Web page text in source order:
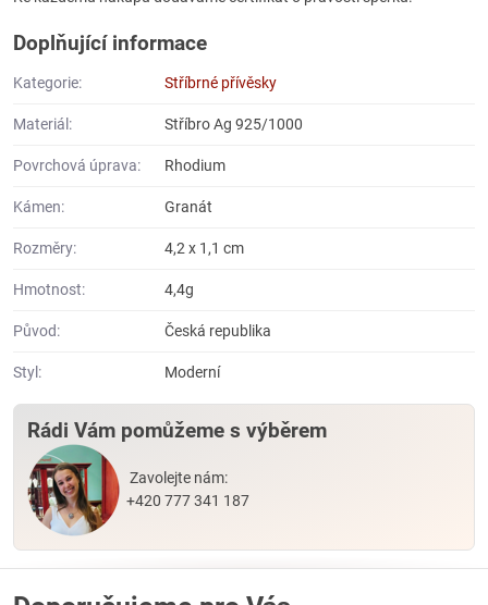
Doplňující informace
Kategorie: Stříbrné přívěsky
Materiál: Stříbro Ag 925/1000
Povrchová úprava: Rhodium
Kámen: Granát
Rozměry: 4,2 x 1,1 cm
Hmotnost: 4,4g
Původ: Česká republika
Styl: Moderní
Rádi Vám pomůžeme s výběrem
Zavolejte nám:
+420 777 341 187